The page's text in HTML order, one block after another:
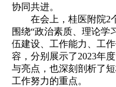
协同共进。
在会上，桂医附院2个
围绕“政治素质、理论学
伍建设、工作能力、工
容，分别展示了2023年
与亮点，也深刻剖析了
工作努力的重点。